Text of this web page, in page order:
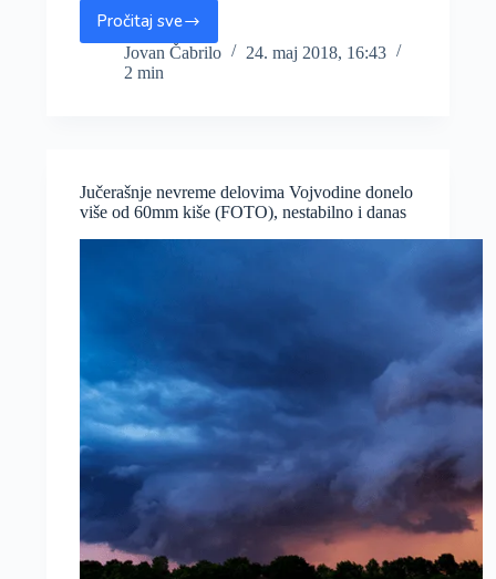
Pročitaj sve
JEZIVO:
Nevreme
sa
štetu
ratarskim
Jovan Čabrilo
24. maj 2018, 16:43
2 min
Jučerašnje nevreme delovima Vojvodine donelo
više od 60mm kiše (FOTO), nestabilno i danas